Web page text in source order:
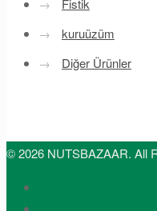
→
Fistik
→
kuruüzüm
→
Diğer Ürünler
© 2026 NUTSBAZAAR. All